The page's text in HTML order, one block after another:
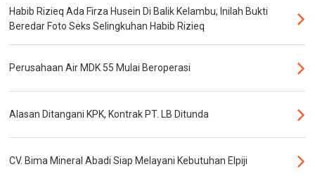
Habib Rizieq Ada Firza Husein Di Balik Kelambu, Inilah Bukti
Beredar Foto Seks Selingkuhan Habib Rizieq
Perusahaan Air MDK 55 Mulai Beroperasi
Alasan Ditangani KPK, Kontrak PT. LB Ditunda
CV. Bima Mineral Abadi Siap Melayani Kebutuhan Elpiji